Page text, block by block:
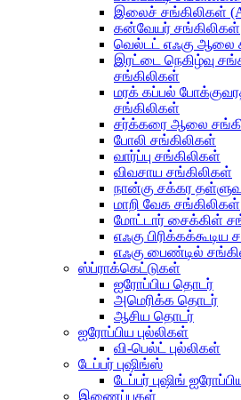
இலைச் சங்கிலிகள்
கன்வேயர் சங்கிலிகள்
வெல்டட் எஃகு ஆலை
இரட்டை நெகிழ்வு
சங்கிலிகள்
மரக் கப்பல்
சங்கிலிகள்
சர்க்கரை ஆலை
போலி சங்கிலிகள்
வார்ப்பு சங்கிலிகள்
விவசாய சங்கிலிகள்
நான்கு சக்கர
மாறி வேக சங்கிலிகள்
மோட்டார் சைக்கிள்
எஃகு பிரிக்கக்கூடிய
எஃகு பைண்டில்
ஸ்ப்ராக்கெட்டுகள்
ஐரோப்பிய தொடர்
அமெரிக்க தொடர்
ஆசிய தொடர்
ஐரோப்பிய புல்லிகள்
வி-பெல்ட் புல்லிகள்
டேப்பர் புஷிங்ஸ்
டேப்பர் புஷிங்
இணைப்புகள்